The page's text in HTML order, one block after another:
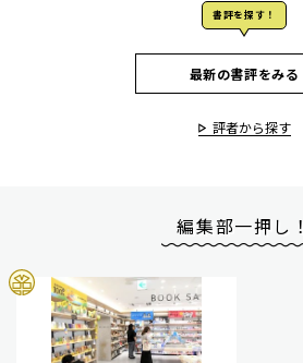
書評を探す！
最新の書評をみる
評者から探す
編集部一押し！